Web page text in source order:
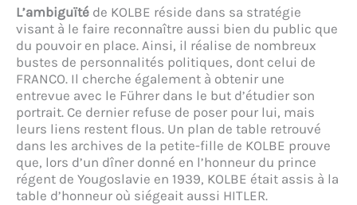
L’ambiguïté de KOLBE réside dans sa stratégie
visant à le faire reconnaître aussi bien du public que
du pouvoir en place. Ainsi, il réalise de nombreux
bustes de personnalités politiques, dont celui de
FRANCO. Il cherche également à obtenir une
entrevue avec le Führer dans le but d’étudier son
portrait. Ce dernier refuse de poser pour lui, mais
leurs liens restent flous. Un plan de table retrouvé
dans les archives de la petite-fille de KOLBE prouve
que, lors d’un dîner donné en l’honneur du prince
régent de Yougoslavie en 1939, KOLBE était assis à la
table d’honneur où siégeait aussi HITLER.